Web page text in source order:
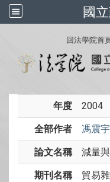
國
回法學院首
年度 2004
全部作者 馮震宇
論文名稱 減量
期刊名稱 貿易